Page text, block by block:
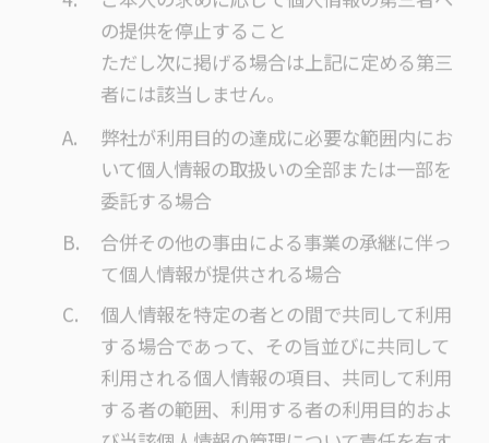
の提供を停止すること
ただし次に掲げる場合は上記に定める第三
者には該当しません。
弊社が利用目的の達成に必要な範囲内にお
いて個人情報の取扱いの全部または一部を
委託する場合
合併その他の事由による事業の承継に伴っ
て個人情報が提供される場合
個人情報を特定の者との間で共同して利用
する場合であって、その旨並びに共同して
利用される個人情報の項目、共同して利用
する者の範囲、利用する者の利用目的およ
び当該個人情報の管理について責任を有す